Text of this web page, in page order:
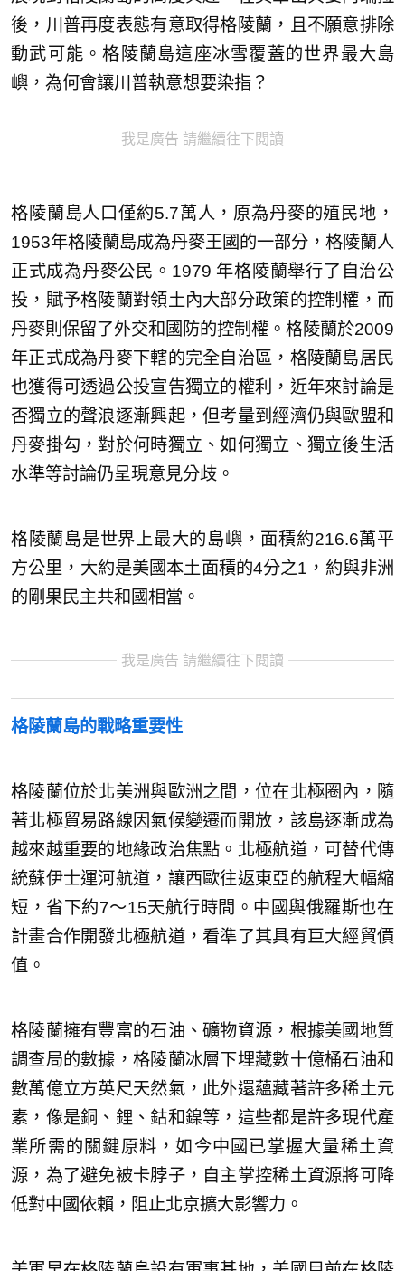
後，川普再度表態有意取得格陵蘭，且不願意排除
動武可能。格陵蘭島這座冰雪覆蓋的世界最大島
嶼，為何會讓川普執意想要染指？
我是廣告 請繼續往下閱讀
格陵蘭島人口僅約5.7萬人，原為丹麥的殖民地，
1953年格陵蘭島成為丹麥王國的一部分，格陵蘭人
正式成為丹麥公民。1979 年格陵蘭舉行了自治公
投，賦予格陵蘭對領土內大部分政策的控制權，而
丹麥則保留了外交和國防的控制權。格陵蘭於2009
年正式成為丹麥下轄的完全自治區，格陵蘭島居民
也獲得可透過公投宣告獨立的權利，近年來討論是
否獨立的聲浪逐漸興起，但考量到經濟仍與歐盟和
丹麥掛勾，對於何時獨立、如何獨立、獨立後生活
水準等討論仍呈現意見分歧。
格陵蘭島是世界上最大的島嶼，面積約216.6萬平
方公里，大約是美國本土面積的4分之1，約與非洲
的剛果民主共和國相當。
我是廣告 請繼續往下閱讀
格陵蘭島的戰略重要性
格陵蘭位於北美洲與歐洲之間，位在北極圈內，隨
著北極貿易路線因氣候變遷而開放，該島逐漸成為
越來越重要的地緣政治焦點。北極航道，可替代傳
統蘇伊士運河航道，讓西歐往返東亞的航程大幅縮
短，省下約7～15天航行時間。中國與俄羅斯也在
計畫合作開發北極航道，看準了其具有巨大經貿價
值。
格陵蘭擁有豐富的石油、礦物資源，根據美國地質
調查局的數據，格陵蘭冰層下埋藏數十億桶石油和
數萬億立方英尺天然氣，此外還蘊藏著許多稀土元
素，像是銅、鋰、鈷和鎳等，這些都是許多現代產
業所需的關鍵原料，如今中國已掌握大量稀土資
源，為了避免被卡脖子，自主掌控稀土資源將可降
低對中國依賴，阻止北京擴大影響力。